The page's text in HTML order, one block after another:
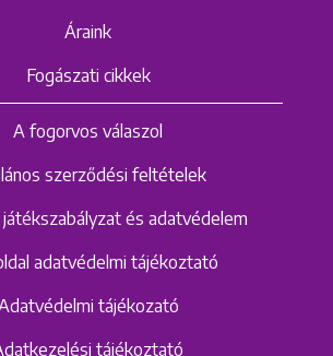
Áraink
Fogászati cikkek
A fogorvos válaszol
szerződési feltételek
és adatvédelem
adatvédelmi tájékoztató
tájékozató
tájékoztató